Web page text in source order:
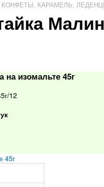
КОНФЕТЫ, КАРАМЕЛЬ,
на изомальте 45г
12